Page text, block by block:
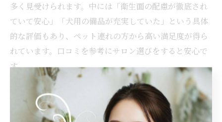
多く見受けられます。中には「衛生面の配慮が徹底され
ていて安心」「犬用の備品が充実していた」という具体
的な評価もあり、ペット連れの方から高い満足度が得ら
れています。口コミを参考にサロン選びをすると安心で
す。
ペット連れで感じた癒しのよもぎ蒸し体験
ペット連れでよもぎ蒸しを体験することで、飼い主自身